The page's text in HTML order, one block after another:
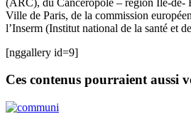
Ville de Paris, de la commission
l’Inserm (Institut national de la santé et
[nggallery id=9]
Ces contenus pourraient aussi